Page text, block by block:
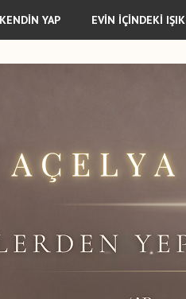
KENDİN YAP EVİN İÇİNDEKİ IŞIK